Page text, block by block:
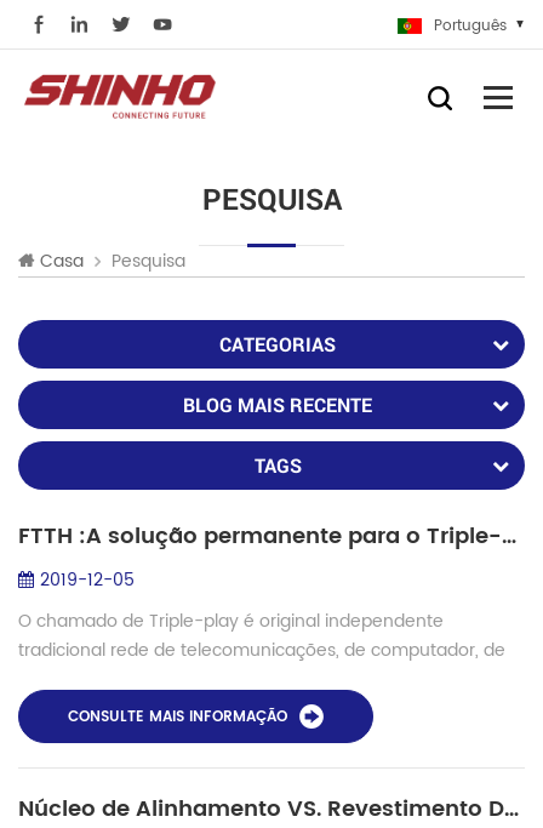
Português
PESQUISA
Casa Pesquisa
CATEGORIAS
BLOG MAIS RECENTE
TAGS
FTTH :A solução permanente para o Triple-play
2019-12-05
O chamado de Triple-play é original independente
tradicional rede de telecomunicações, de computador, de
integrar-se com o outro. Os usuár...
CONSULTE MAIS INFORMAÇÃO
Núcleo de Alinhamento VS. Revestimento De Alinhamento